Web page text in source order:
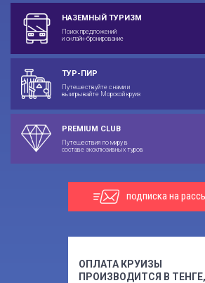
НАЗЕМНЫЙ ТУРИЗМ
Поиск предложений
и онлайн-бронирование
ТУР-ПИР
Путешествуйте с нами и
выигрывайте Морской круиз
PREMIUM CLUB
Путешествия по миру в
составе эксклюзивных туров
подписка на
ОПЛАТА КРУИЗЫ
ПРОИЗВОДИТСЯ В